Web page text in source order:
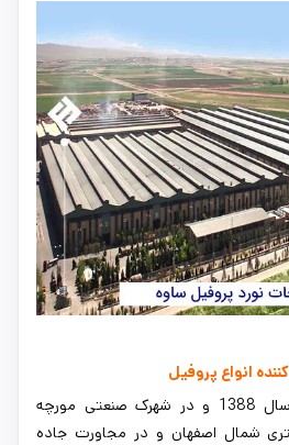
انواع پروفیل
شرکت بهفلز سپاهان در سال 1388 و در شهرک صنعتی مورچه
در 50 کیلومتری شمال اصفهان و در مجاورت جاده